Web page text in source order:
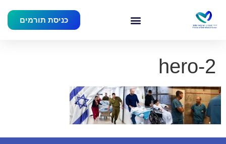
כניסת תורמים
hero-2